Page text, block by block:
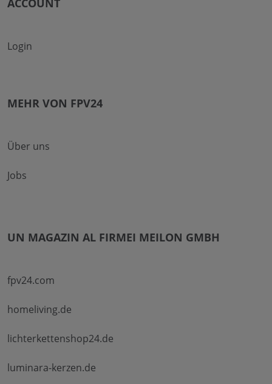
ACCOUNT
Login
MEHR VON FPV24
Über uns
Jobs
UN MAGAZIN AL FIRMEI MEILON GMBH
fpv24.com
homeliving.de
lichterkettenshop24.de
luminara-kerzen.de